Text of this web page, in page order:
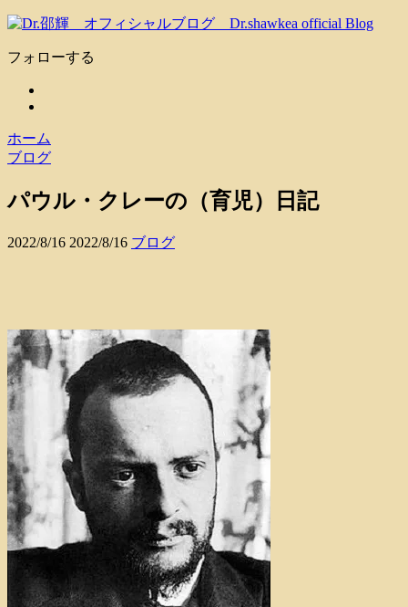
フォローする
ホーム
ブログ
パウル・クレーの（育児）日記
2022/8/16 2022/8/16 ブログ